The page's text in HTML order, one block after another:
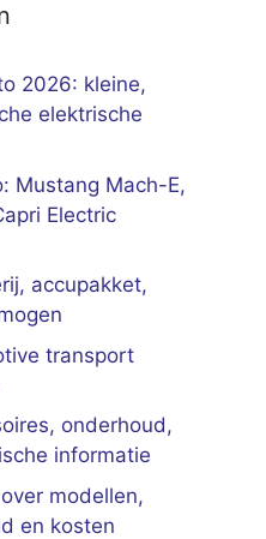
2026: kleine,
elektrische
Mustang Mach-E,
Electric
accupakket,
transport
onderhoud,
informatie
modellen,
en kosten